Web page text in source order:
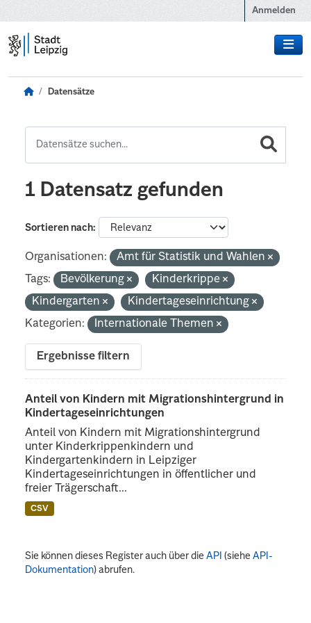
Anmelden
Datensätze
1 Datensatz gefunden
Sortieren nach
Organisationen:
Amt für Statistik und Wahlen
Tags:
Bevölkerung
Kinderkrippe
Kindergarten
Kindertageseinrichtung
Kategorien:
Internationale Themen
Ergebnisse filtern
Anteil von Kindern mit Migrationshintergrund in
Kindertageseinrichtungen
Anteil von Kindern mit Migrationshintergrund
unter Kinderkrippenkindern und
Kindergartenkindern in Leipziger
Kindertageseinrichtungen in öffentlicher und
freier Trägerschaft...
CSV
Sie können dieses Register auch über dieAPI (sieheAPI-
Dokumentation) abrufen.